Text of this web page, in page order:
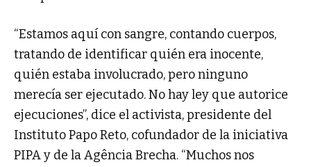
“Estamos aquí con sangre, contando cuerpos,
tratando de identificar quién era inocente,
quién estaba involucrado, pero ninguno
merecía ser ejecutado. No hay ley que autorice
ejecuciones”, dice el activista, presidente del
Instituto Papo Reto, cofundador de la iniciativa
PIPA y de la Agência Brecha. “Muchos nos